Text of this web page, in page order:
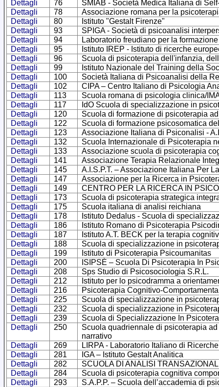
Dettagli
76
SMIAB - Società Medica Italiana di
Dettagli
78
Associazione romana per la
Dettagli
80
Istituto "Gestalt Firenze"
Dettagli
93
SPIGA - Società di psicoanalisi
Dettagli
94
Laboratorio freudiano per la
Dettagli
95
Istituto IREP - Istituto di ricerche
Dettagli
96
Scuola di psicoterapia dell'infanzia,
Dettagli
99
Istituto Nazionale del Training della
Dettagli
100
Società Italiana di Psicoanalisi della
Dettagli
102
CIPA – Centro Italiano di Psicologia
Dettagli
113
Scuola romana di psicologia clinica/
Dettagli
117
IdO Scuola di specializzazione in
Dettagli
120
Scuola di formazione di psicoterapia
Dettagli
122
Scuola di formazione psicosomatica
Dettagli
123
Associazione Italiana di Psiconalisi -
Dettagli
132
Scuola Internazionale di Psicoterapia
Dettagli
133
Associazione scuola di psicoterapia
Dettagli
141
Associazione Terapia Relazionale
Dettagli
145
A.I.S.P.T. – Associazione Italiana Per
Dettagli
147
Associazione per la Ricerca in
Dettagli
149
CENTRO PER LA RICERCA IN
Dettagli
173
Scuola di psicoterapia strategica
Dettagli
175
Scuola italiana di analisi reichiana
Dettagli
178
Istituto Dedalus - Scuola di
Dettagli
186
Istituto Romano di Psicoterapia
Dettagli
187
Istituto A.T. BECK per la terapia
Dettagli
188
Scuola di specializzazione in
Dettagli
199
Istituto di Psicoterapia Psicoumanitas
Dettagli
200
ISIPSÈ – Scuola Di Psicoterapia In
Dettagli
208
Sps Studio di Psicosociologia S.R.L.
Dettagli
212
Istituto per lo psicodramma a
Dettagli
216
Psicoterapia Cognitivo-
Dettagli
225
Scuola di specializzazione in
Dettagli
232
Scuola di specializzazione in
Dettagli
239
Scuola di Specializzazione In
Dettagli
250
Scuola quadriennale di psicoterapia
narrativo
Dettagli
269
LIRPA - Laboratorio Italiano di
Dettagli
281
IGA – Istituto Gestalt Analitica
Dettagli
282
SCUOLA DI ANALISI
Dettagli
284
Scuola di psicoterapia cognitiva
Dettagli
293
S.A.P.P. – Scuola dell’accademia di